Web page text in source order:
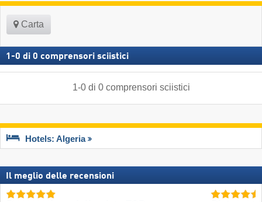
Carta
1 -0 di 0 comprensori sciistici
1-0di 0 comprensori sciistici
Hotels: Algeria
Il meglio delle recensioni